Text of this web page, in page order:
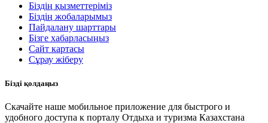
Біздің қызметтеріміз
Біздің жобаларымыз
Пайдалану шарттары
Бізге хабарласыңыз
Сайт картасы
Сұрау жіберу
Бізді қолдаңыз
Скачайте наше мобильное приложение для быстрого и
удобного доступа к порталу Отдыха и туризма Казахстана